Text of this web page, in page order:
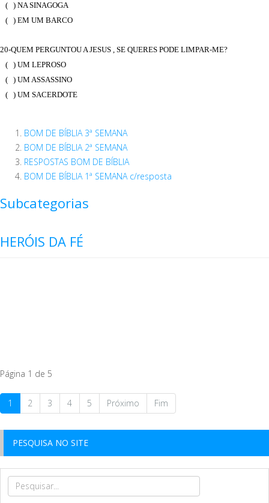
( ) NA SINAGOGA
( ) EM UM BARCO
20-QUEM PERGUNTOU A JESUS , SE QUERES PODE LIMPAR-ME?
( ) UM LEPROSO
( ) UM ASSASSINO
( ) UM SACERDOTE
BOM DE BÍBLIA 3ª SEMANA
BOM DE BÍBLIA 2ª SEMANA
RESPOSTAS BOM DE BÍBLIA
BOM DE BÍBLIA 1ª SEMANA c/resposta
Subcategorias
HERÓIS DA FÉ
Página 1 de 5
1 2 3 4 5 Próximo Fim
PESQUISA NO SITE